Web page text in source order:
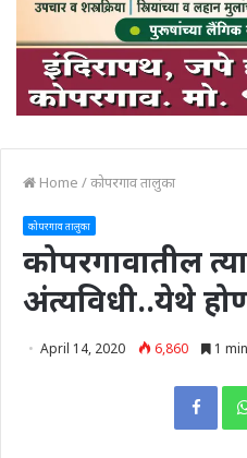
Home /कोपरगाव तालुका
कोपरगाव तालुका
कोपरगावातील
अंत्यविधी..येथे
April 14, 2020 6,860 1